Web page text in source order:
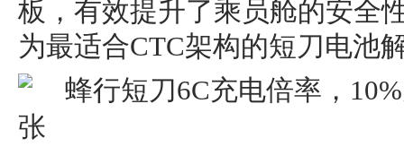
板，有效提升了乘员舱的安全
为最适合CTC架构的短刀电池